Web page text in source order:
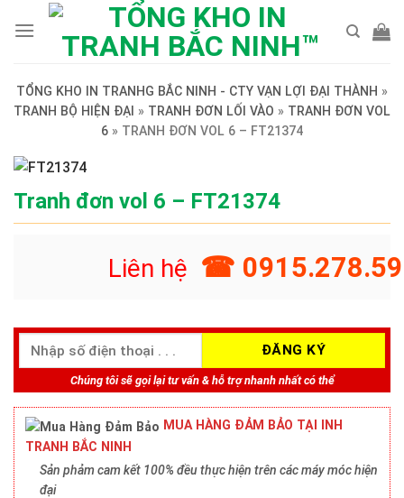
TỔNG KHO IN TRANHG BẮC NINH - CTY VẠN LỢI ĐẠI THÀNH »
TRANH BỘ HIỆN ĐẠI » TRANH ĐƠN LỐI VÀO » TRANH ĐƠN VOL
6 » TRANH ĐƠN VOL 6 – FT21374
Tranh đơn vol 6 – FT21374
Liên hệ ☎
Chúng tôi sẽ gọi lại tư vấn & hỗ trợ nhanh nhất có thể
MUA HÀNG ĐẢM BẢO TẠI INH
TRANH BẮC NINH
Sản phảm cam kết 100% đều thực hiện trên các máy móc hiện
đại